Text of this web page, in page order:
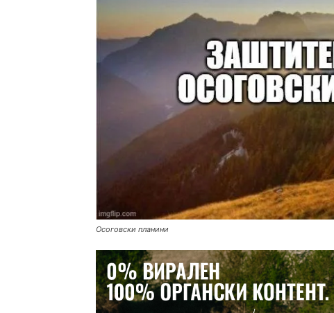
Осоговски планини